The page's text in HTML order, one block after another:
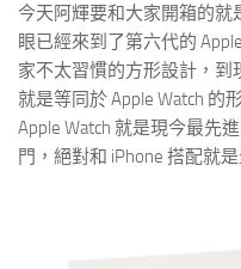
今天阿輝要和大家開箱的就
眼已經來到了第六代的
家不太習慣的方形設計，
就是等同於 Apple Watch 的
Apple Watch 就是現今最先
門，絕對和 iPhone 搭配就